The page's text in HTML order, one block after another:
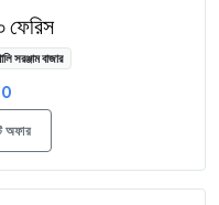
ফেরিস
সরঞ্জাম বাজার
অফার